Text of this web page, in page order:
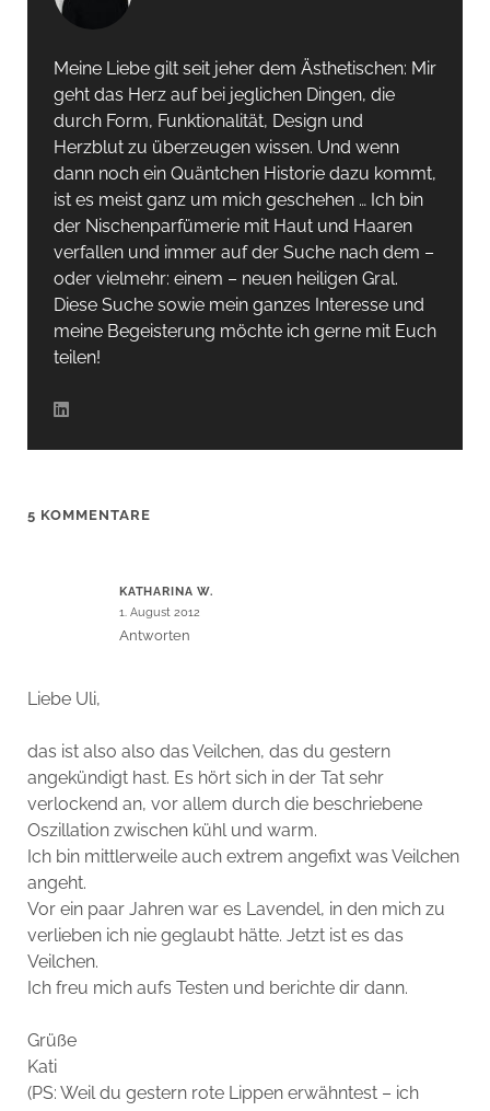
Meine Liebe gilt seit jeher dem Ästhetischen: Mir
geht das Herz auf bei jeglichen Dingen, die
durch Form, Funktionalität, Design und
Herzblut zu überzeugen wissen. Und wenn
dann noch ein Quäntchen Historie dazu kommt,
ist es meist ganz um mich geschehen … Ich bin
der Nischenparfümerie mit Haut und Haaren
verfallen und immer auf der Suche nach dem –
oder vielmehr: einem – neuen heiligen Gral.
Diese Suche sowie mein ganzes Interesse und
meine Begeisterung möchte ich gerne mit Euch
teilen!
5 KOMMENTARE
KATHARINA W.
1. August 2012
Antworten
Liebe Uli,
das ist also also das Veilchen, das du gestern
angekündigt hast. Es hört sich in der Tat sehr
verlockend an, vor allem durch die beschriebene
Oszillation zwischen kühl und warm.
Ich bin mittlerweile auch extrem angefixt was Veilchen
angeht.
Vor ein paar Jahren war es Lavendel, in den mich zu
verlieben ich nie geglaubt hätte. Jetzt ist es das
Veilchen.
Ich freu mich aufs Testen und berichte dir dann.
Grüße
Kati
(PS: Weil du gestern rote Lippen erwähntest – ich